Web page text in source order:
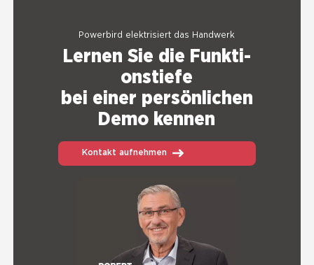
Power­bird elek­tri­siert das Hand­werk
Ler­nen Sie die Funk­ti­
ons­tie­fe
bei einer per­sön­li­chen
Demo ken­nen
Kontakt aufnehmen